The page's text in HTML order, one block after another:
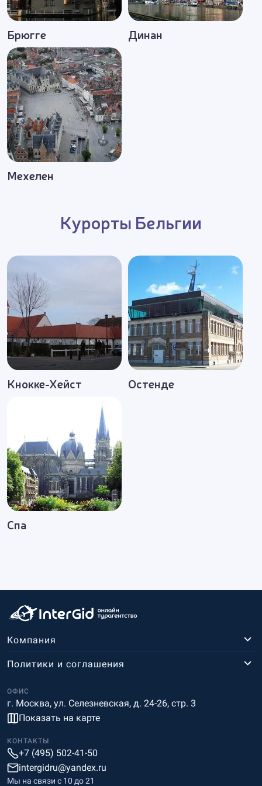
так и совмещенные комплексные туры по Европе,
попасть в Париж, Лондон, Амстердам.
Брюгге Динан
Мехелен
Курорты Бельгии
Кнокке-Хейст Остенде
Спа
Компания
ОФИС
г. Москва, ул. Селезневская, д. 24-26, стр. 3
Показать на карте
Политики и соглашения
КОНТАКТЫ
+7 (495) 502-41-50
intergidru@yandex.ru
Мы на связи c 10 до 21